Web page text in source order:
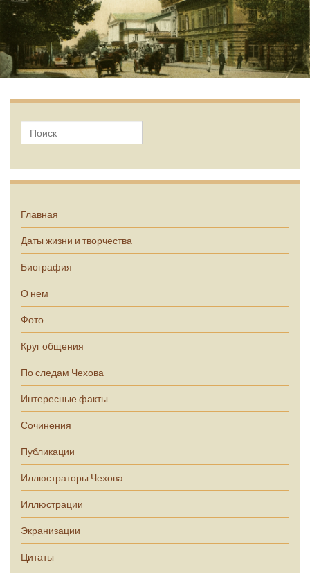
Главная
Даты жизни и творчества
Биография
О нем
Фото
Круг общения
По следам Чехова
Интересные факты
Сочинения
Публикации
Иллюстраторы Чехова
Иллюстрации
Экранизации
Цитаты